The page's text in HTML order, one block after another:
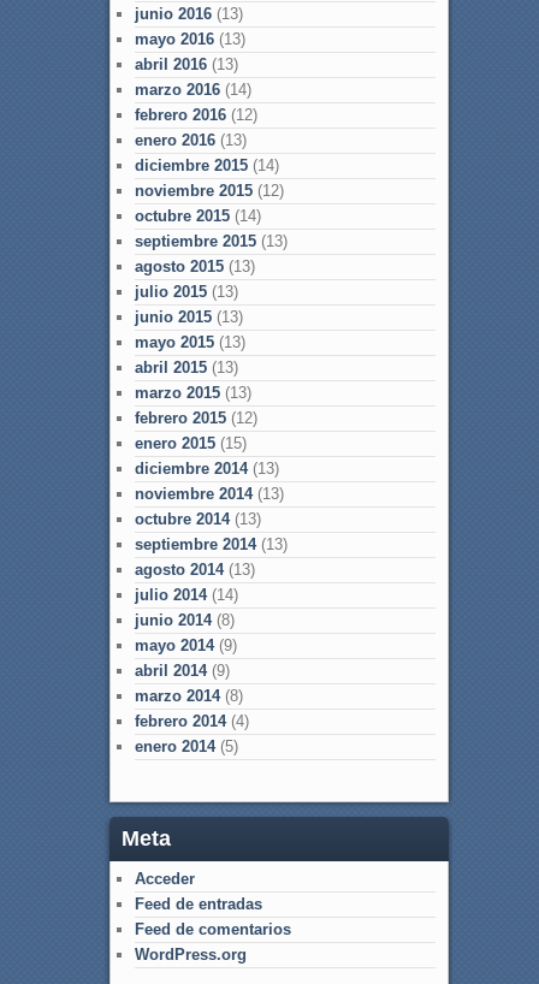
junio 2016(13)
mayo 2016(13)
abril 2016(13)
marzo 2016(14)
febrero 2016(12)
enero 2016(13)
diciembre 2015(14)
noviembre 2015(12)
octubre 2015(14)
septiembre 2015(13)
agosto 2015(13)
julio 2015(13)
junio 2015(13)
mayo 2015(13)
abril 2015(13)
marzo 2015(13)
febrero 2015(12)
enero 2015(15)
diciembre 2014(13)
noviembre 2014(13)
octubre 2014(13)
septiembre 2014(13)
agosto 2014(13)
julio 2014(14)
junio 2014(8)
mayo 2014(9)
abril 2014(9)
marzo 2014(8)
febrero 2014(4)
enero 2014(5)
Meta
Acceder
Feed de entradas
Feed de comentarios
WordPress.org